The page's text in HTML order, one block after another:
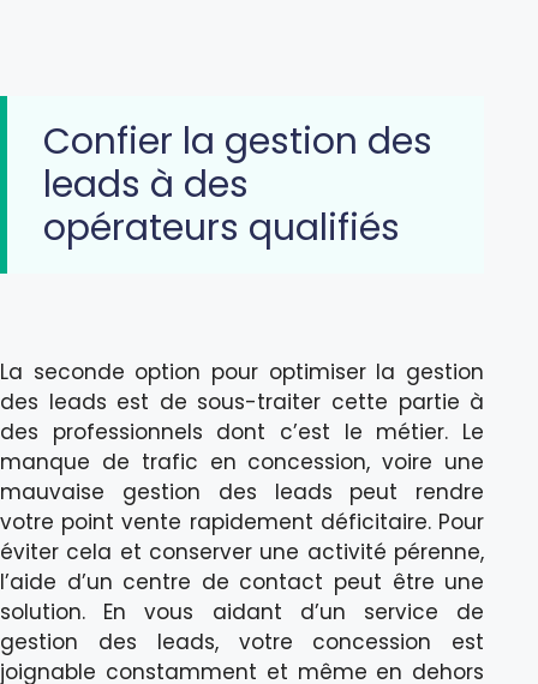
Confier la gestion des
leads à des
opérateurs qualifiés
La seconde option pour optimiser la gestion
des leads est de sous-traiter cette partie à
des professionnels dont c’est le métier. Le
manque de trafic en concession, voire une
mauvaise gestion des leads peut rendre
votre point vente rapidement déficitaire. Pour
éviter cela et conserver une activité pérenne,
l’aide d’un centre de contact peut être une
solution. En vous aidant d’un service de
gestion des leads, votre concession est
joignable constamment et même en dehors